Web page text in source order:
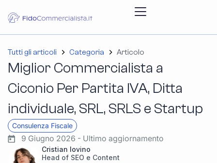
Tutti gli articoli Categoria Articolo
Miglior Commercialista a
Ciconio Per Partita IVA, Ditta
individuale, SRL, SRLS e Startup
Consulenza Fiscale
9 Giugno 2026 - Ultimo aggiornamento
Cristian Iovino
Head of SEO e Content